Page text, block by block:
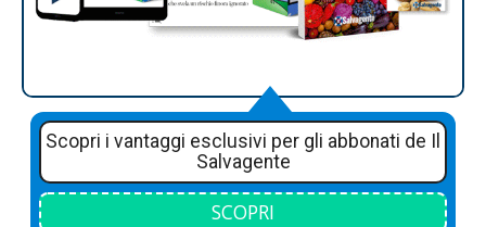
Scopri i vantaggi esclusivi per gli abbonati de Il
Salvagente
SCOPRI